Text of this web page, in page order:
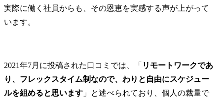
実際に働く社員からも、その恩恵を実感する声が上がって
います。
2021年7月に投稿された口コミでは、「 リモートワークであ
り、フレックスタイム制なので、わりと自由にスケジュー
ルを組めると思います 」と述べられており、個人の裁量で